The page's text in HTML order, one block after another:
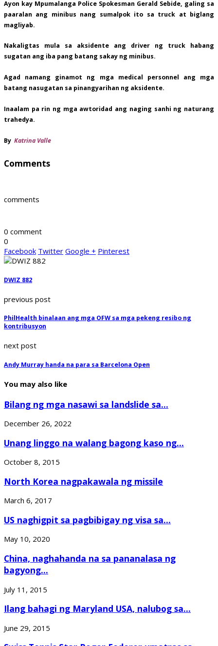
Ayon kay Mpumalanga Police Spokesman Gerald Sebide, galing sa
paaralan ang minibus nang sumalpok ito sa truck at biglang
magliyab.
Nakaligtas mula sa aksidente ang driver ng truck habang
sugatan ang iba pang batang sakay ng minibus.
Agad namang ginamot ng mga medical personnel ang mga
batang nasugatan sa pinangyarihan ng aksidente.
Inaalam pa rin ng mga awtoridad ang naging sanhi ng naturang
trahedya.
By Katrina Valle
Comments
comments
0 comment
0
Facebook Twitter Google + Pinterest
DWIZ 882
previous post
PhilHealth binalaan ang mga OFW sa mga pekeng resibo ng
kontribusyon
next post
Andy Murray handa na para sa Barcelona Open
You may also like
Bilang ng mga nasawi sa landslide sa...
December 26, 2022
Unang linggo na walang bagong kaso ng...
October 8, 2015
North Korea nagpakawala ng missile
March 6, 2017
US naghigpit sa pagbibigay ng visa sa...
May 10, 2020
China, naghahanda na sa pananalasa ng
bagyong...
July 11, 2015
Ilang bahagi ng Maryland USA, nalubog sa...
June 29, 2015